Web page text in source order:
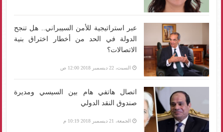
عبر استراتيجية للأمن السيبراني.. هل تنجح
الدولة في الحد من أخطار اختراق بنية
الاتصالات؟
السبت، 22 ديسمبر 2018 12:00 ص
اتصال هاتفي هام بين السيسي ومديرة
صندوق النقد الدولي
الجمعة، 21 ديسمبر 2018 10:19 م